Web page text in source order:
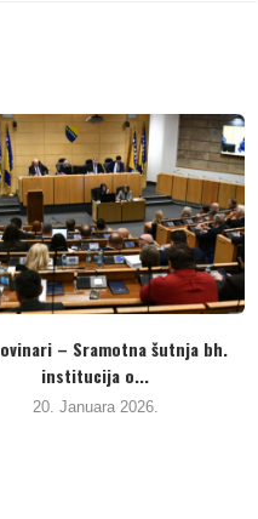
Najbolje rangirana visokoškolska
ustanova iz BiH, na Webometrics...
19. Januara 2026.